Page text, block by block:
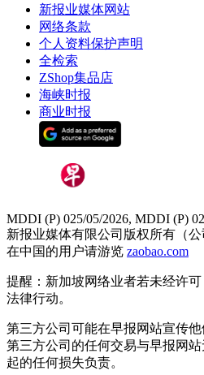
新报业媒体网站
网络条款
个人资料保护声明
全检索
ZShop集品店
海峡时报
商业时报
MDDI (P) 025/05/2026, MDDI (P)
新报业媒体有限公司版权所有（公
在中国的用户请游览 zaobao.com
提醒：新加坡网络业者若未经许
法律行动。
第三方公司可能在早报网站宣传
第三方公司的任何交易与早报网站
起的任何损失负责。